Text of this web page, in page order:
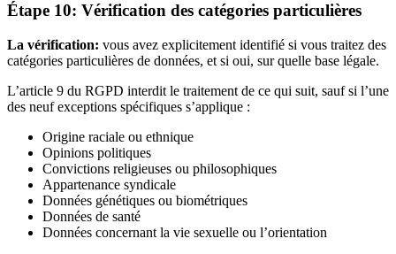
Étape 10: Vérification des catégories particulières
La vérification: vous avez explicitement identifié si vous traitez des
catégories particulières de données, et si oui, sur quelle base légale.
L’article 9 du RGPD interdit le traitement de ce qui suit, sauf si l’une
des neuf exceptions spécifiques s’applique :
Origine raciale ou ethnique
Opinions politiques
Convictions religieuses ou philosophiques
Appartenance syndicale
Données génétiques ou biométriques
Données de santé
Données concernant la vie sexuelle ou l’orientation